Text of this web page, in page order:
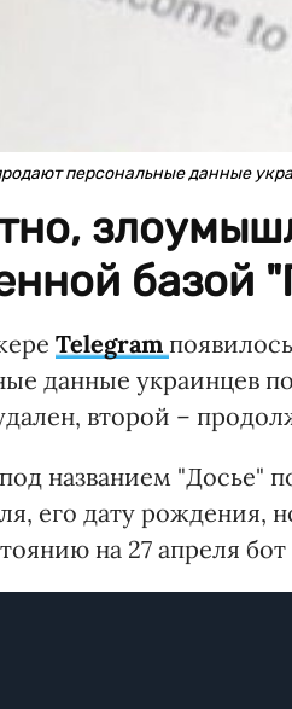
персональные данные
базой
Telegram
данные украинцев
второй –
под названием
его дату
на 27 апреля